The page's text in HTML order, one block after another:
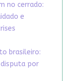
no cerrado:
e
brasileiro:
por